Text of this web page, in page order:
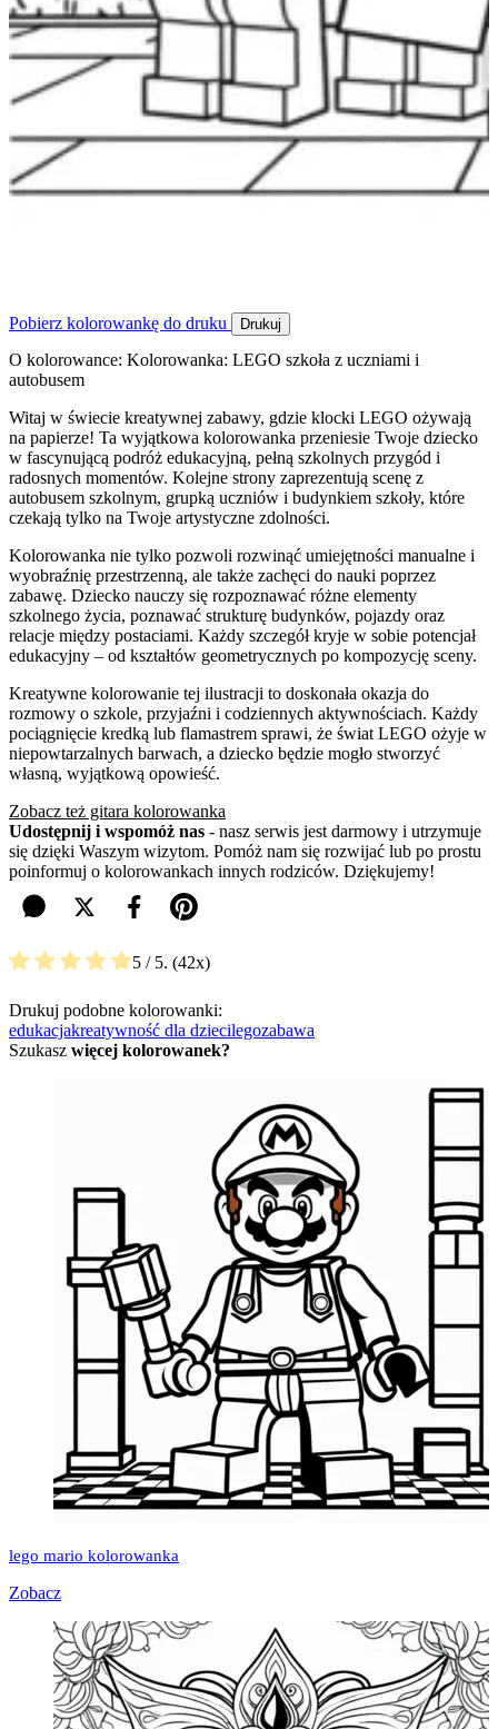
Pobierz kolorowankę do druku Drukuj
O kolorowance: Kolorowanka: LEGO szkoła z uczniami i
autobusem
Witaj w świecie kreatywnej zabawy, gdzie klocki LEGO ożywają
na papierze! Ta wyjątkowa kolorowanka przeniesie Twoje dziecko
w fascynującą podróż edukacyjną, pełną szkolnych przygód i
radosnych momentów. Kolejne strony zaprezentują scenę z
autobusem szkolnym, grupką uczniów i budynkiem szkoły, które
czekają tylko na Twoje artystyczne zdolności.
Kolorowanka nie tylko pozwoli rozwinąć umiejętności manualne i
wyobraźnię przestrzenną, ale także zachęci do nauki poprzez
zabawę. Dziecko nauczy się rozpoznawać różne elementy
szkolnego życia, poznawać strukturę budynków, pojazdy oraz
relacje między postaciami. Każdy szczegół kryje w sobie potencjał
edukacyjny – od kształtów geometrycznych po kompozycję sceny.
Kreatywne kolorowanie tej ilustracji to doskonała okazja do
rozmowy o szkole, przyjaźni i codziennych aktywnościach. Każdy
pociągnięcie kredką lub flamastrem sprawi, że świat LEGO ożyje w
niepowtarzalnych barwach, a dziecko będzie mogło stworzyć
własną, wyjątkową opowieść.
Zobacz też gitara kolorowanka
Udostępnij i wspomóż nas - nasz serwis jest darmowy i utrzymuje
się dzięki Waszym wizytom. Pomóż nam się rozwijać lub po prostu
poinformuj o kolorowankach innych rodziców. Dziękujemy!
5 / 5. 42
Drukuj podobne kolorowanki:
edukacjakreatywność dla dziecilegozabawa
Szukasz więcej kolorowanek?
lego mario kolorowanka
Zobacz